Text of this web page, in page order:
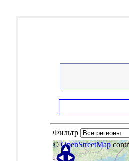
Фильтр
©OpenStreetMap